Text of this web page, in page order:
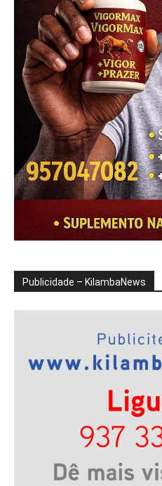
Publicidade – KilambaNews